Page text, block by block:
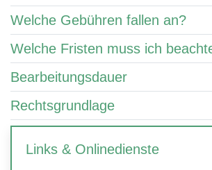
Welche Gebühren fallen an?
Welche Fristen muss ich
Bearbeitungsdauer
Rechtsgrundlage
Links & Onlinedienste